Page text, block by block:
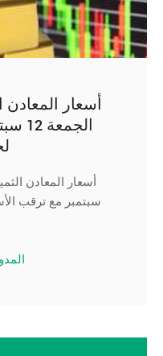
أسعار المعادن
سبتمبر مع ترقب